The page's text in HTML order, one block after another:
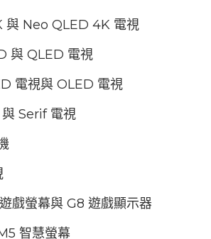
Neo QLED 4K 電視
與 QLED 電視
電視與 OLED 電視
Serif 電視
戲螢幕與 G8 遊戲顯示器
智慧螢幕